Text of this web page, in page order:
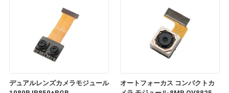
デュアルレンズカメラモジュール
オートフォーカス コンパクトカ